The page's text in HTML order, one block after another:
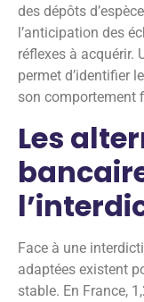
des dépôts
l’anticipation des
réflexes à acquérir.
permet d’identifier
son comportement
Les
Face à une
adaptées existent
stable. En France,